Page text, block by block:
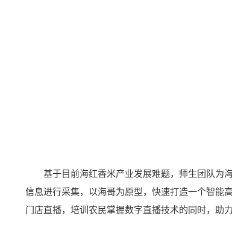
基于目前海红香米产业发展难题，师生团队为
信息进行采集，以海哥为原型，快速打造一个智能
门店直播，培训农民掌握数字直播技术的同时，助